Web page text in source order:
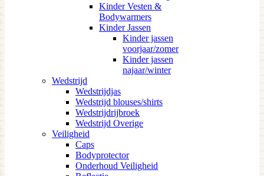
Kinder Vesten &
Bodywarmers
Kinder Jassen
Kinder jassen
voorjaar/zomer
Kinder jassen
najaar/winter
Wedstrijd
Wedstrijdjas
Wedstrijd blouses/shirts
Wedstrijdrijbroek
Wedstrijd Overige
Veiligheid
Caps
Bodyprotector
Onderhoud Veiligheid